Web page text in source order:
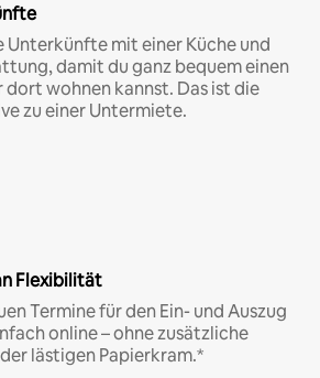
mit einer Küche und
damit du ganz bequem einen
wohnen kannst. Das ist die
zu einer Untermiete.
Flexibilität
Termine für den Ein- und Auszug
online – ohne zusätzliche
lästigen Papierkram.*